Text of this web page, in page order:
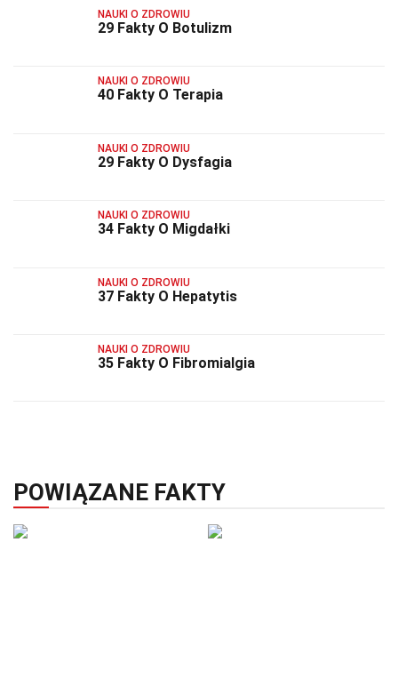
NAUKI O ZDROWIU
29 Fakty O Botulizm
NAUKI O ZDROWIU
40 Fakty O Terapia
NAUKI O ZDROWIU
29 Fakty O Dysfagia
NAUKI O ZDROWIU
34 Fakty O Migdałki
NAUKI O ZDROWIU
37 Fakty O Hepatytis
NAUKI O ZDROWIU
35 Fakty O Fibromialgia
POWIĄZANE FAKTY